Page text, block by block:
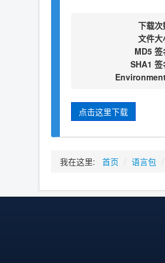
下载次
文件大
MD5 签
SHA1 签
点击这里下载
我在这里: 首页 / 语言包 /